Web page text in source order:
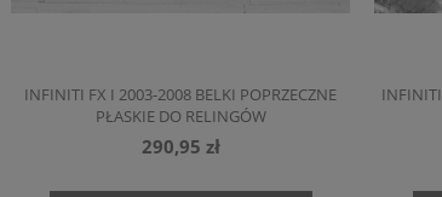
INFINITI FX I 2003-2008 BELKI POPRZECZNE
PŁASKIE DO RELINGÓW
290,95 zł